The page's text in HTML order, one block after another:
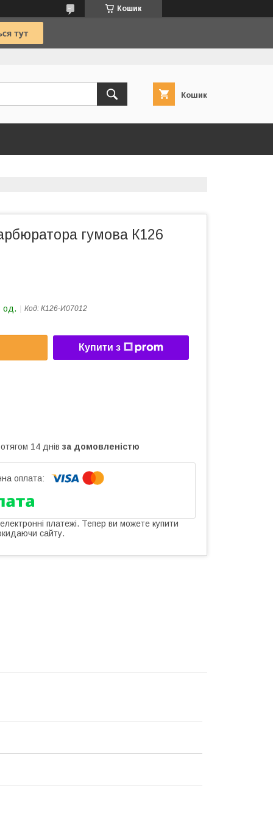
Кошик
Кошик
гумова К126
од. Код: К126-И07012
Купити з
14 днів за домовленістю
платежі. Тепер ви можете купити
сайту.